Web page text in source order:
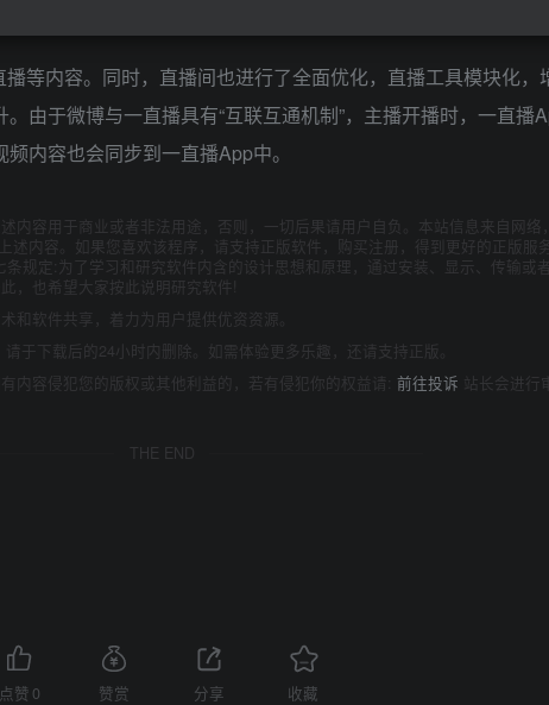
亿万级流量红利的利用率，提高多人直播的趣味性和互动性。
内容。同时，直播间也进行了全面优化，直播工具模块化，
由于微博与一直播具有“互联互通机制”，主播开播时，一直播
内容也会同步到一直播App中。
内容用于商业或者非法用途，否则，一切后果请用户自负。本站信息来自网络
内容。如果您喜欢该程序，请支持正版软件，购买注册，得到更好的正版服务
规定:为了学习和研究软件内含的设计思想和原理，通过安装、显示、传输或
，也希望大家按此说明研究软件!
和软件共享，着力为用户提供优资资源。
于下载后的24小时内删除。如需体验更多乐趣，还请支持正版。
内容侵犯您的版权或其他利益的，若有侵犯你的权益请: 前往投诉 站长会进行
THE END
点赞 0 赞赏 分享 收藏